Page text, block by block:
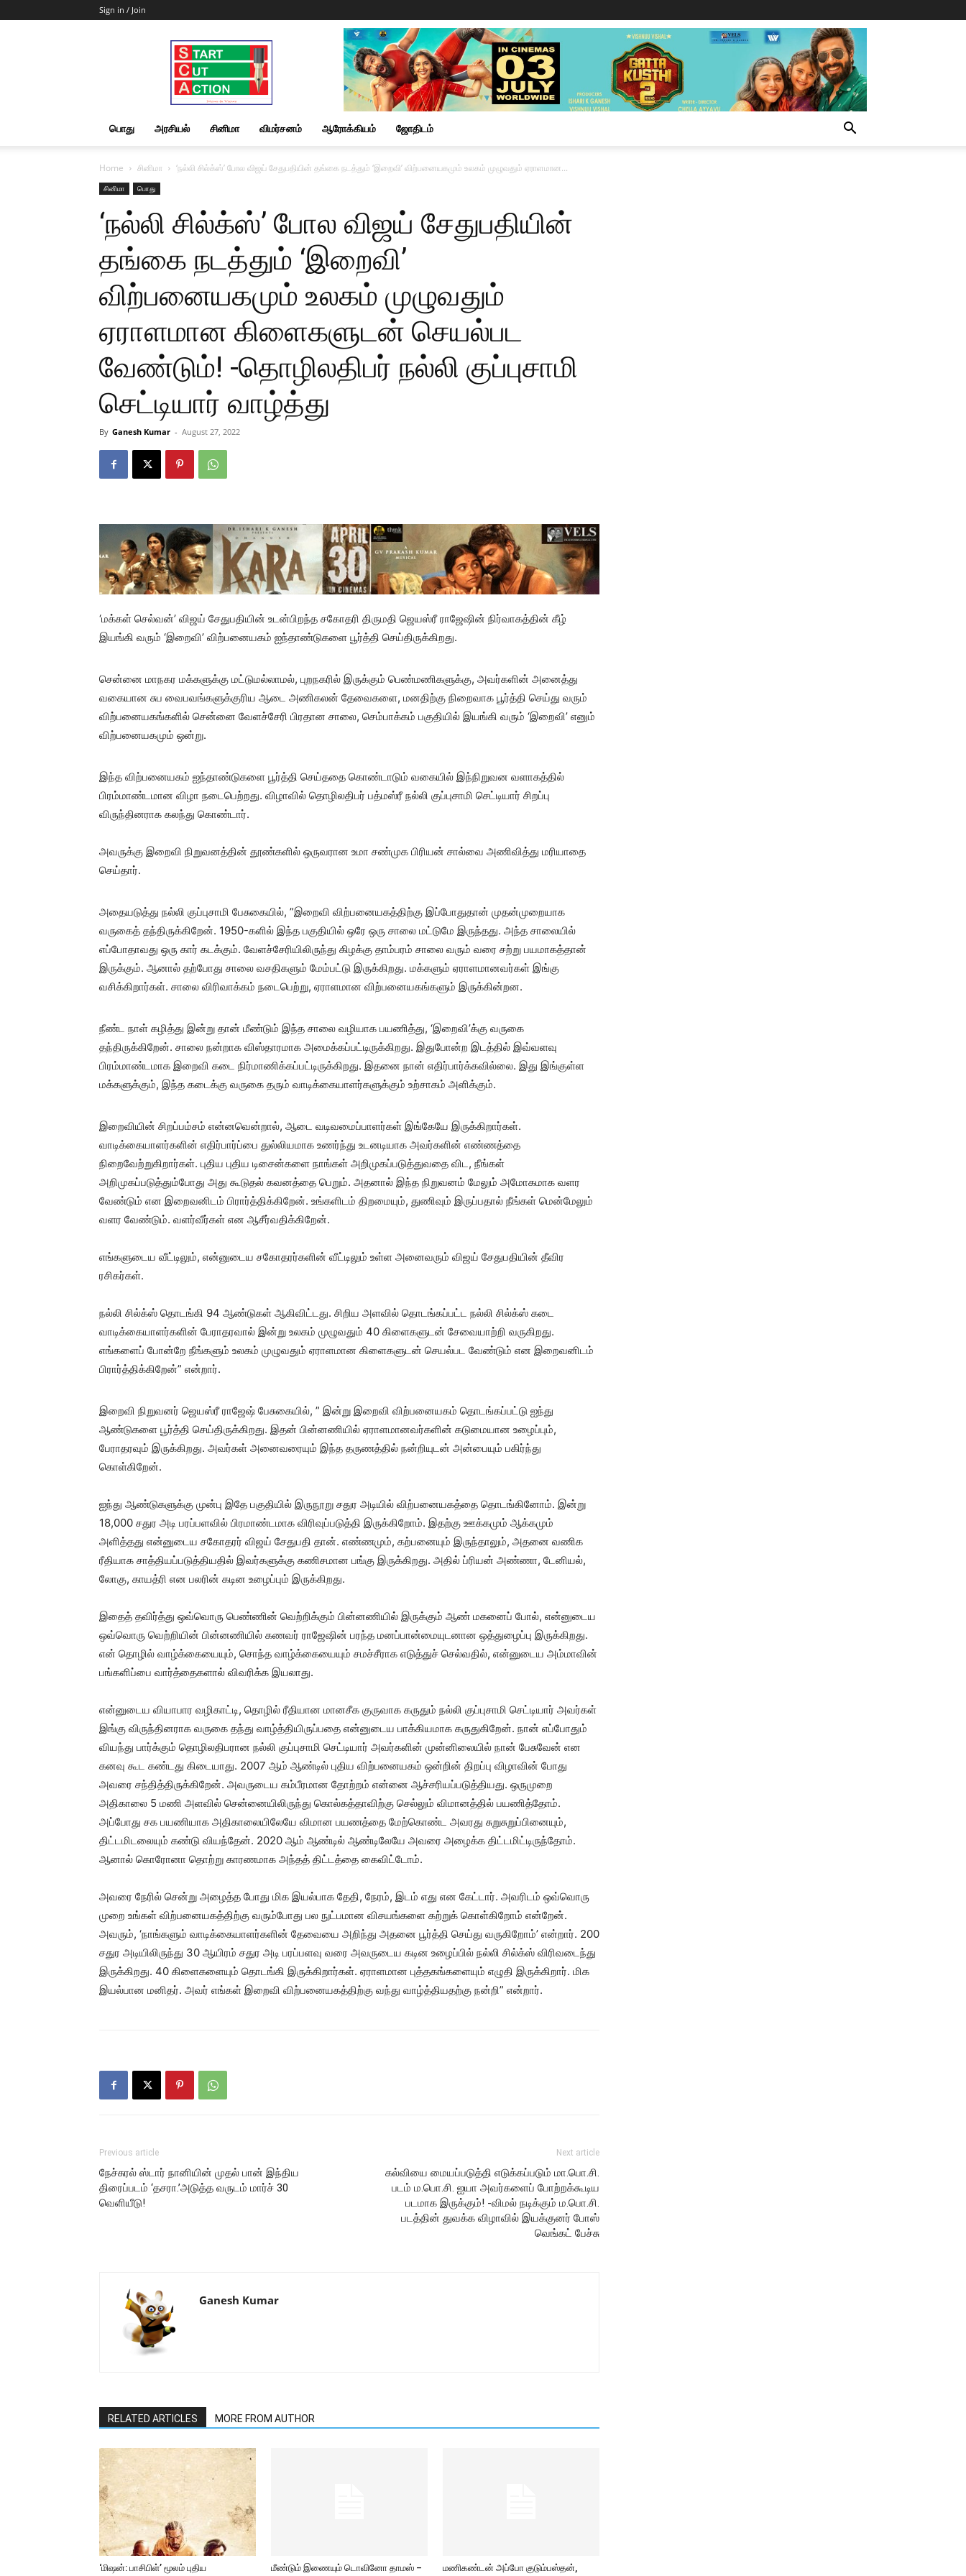
Sign in / Join
Start
Cut
Action
|
News
&
பொது அரசியல் சினிமா விமர்சனம் ஆரோக்கியம் ஜோதிடம்
Home சினிமா ‘நல்லி சில்க்ஸ்’ போல விஜய் சேதுபதியின் தங்கை நடத்தும் ‘இறைவி’ விற்பனையகமும் உலகம் முழுவதும் ஏராளமான...
சினிமா பொது
‘நல்லி சில்க்ஸ்’ போல விஜய் சேதுபதியின்
தங்கை நடத்தும் ‘இறைவி’
விற்பனையகமும் உலகம் முழுவதும்
ஏராளமான கிளைகளுடன் செயல்பட
வேண்டும்! -தொழிலதிபர் நல்லி குப்புசாமி
செட்டியார் வாழ்த்து
By Ganesh Kumar - August 27, 2022
‘மக்கள் செல்வன்’ விஜய் சேதுபதியின் உடன்பிறந்த சகோதரி திருமதி ஜெயஸ்ரீ ராஜேஷின் நிர்வாகத்தின் கீழ்
இயங்கி வரும் ‘இறைவி’ விற்பனையகம் ஐந்தாண்டுகளை பூர்த்தி செய்திருக்கிறது.
சென்னை மாநகர மக்களுக்கு மட்டுமல்லாமல், புறநகரில் இருக்கும் பெண்மணிகளுக்கு, அவர்களின் அனைத்து
வகையான சுப வைபவங்களுக்குரிய ஆடை அணிகலன் தேவைகளை, மனதிற்கு நிறைவாக பூர்த்தி செய்து வரும்
விற்பனையகங்களில் சென்னை வேளச்சேரி பிரதான சாலை, செம்பாக்கம் பகுதியில் இயங்கி வரும் ‘இறைவி’ எனும்
விற்பனையகமும் ஒன்று.
இந்த விற்பனையகம் ஐந்தாண்டுகளை பூர்த்தி செய்ததை கொண்டாடும் வகையில் இந்நிறுவன வளாகத்தில்
பிரம்மாண்டமான விழா நடைபெற்றது. விழாவில் தொழிலதிபர் பத்மஸ்ரீ நல்லி குப்புசாமி செட்டியார் சிறப்பு
விருந்தினராக கலந்து கொண்டார்.
அவருக்கு இறைவி நிறுவனத்தின் தூண்களில் ஒருவரான உமா சண்முக பிரியன் சால்வை அணிவித்து மரியாதை
செய்தார்.
அதையடுத்து நல்லி குப்புசாமி பேசுகையில், ”இறைவி விற்பனையகத்திற்கு இப்போதுதான் முதன்முறையாக
வருகைத் தந்திருக்கிறேன். 1950-களில் இந்த பகுதியில் ஒரே ஒரு சாலை மட்டுமே இருந்தது. அந்த சாலையில்
எப்போதாவது ஒரு கார் கடக்கும். வேளச்சேரியிலிருந்து கிழக்கு தாம்பரம் சாலை வரும் வரை சற்று பயமாகத்தான்
இருக்கும். ஆனால் தற்போது சாலை வசதிகளும் மேம்பட்டு இருக்கிறது. மக்களும் ஏராளமானவர்கள் இங்கு
வசிக்கிறார்கள். சாலை விரிவாக்கம் நடைபெற்று, ஏராளமான விற்பனையகங்களும் இருக்கின்றன.
நீண்ட நாள் கழித்து இன்று தான் மீண்டும் இந்த சாலை வழியாக பயணித்து, ‘இறைவி’க்கு வருகை
தந்திருக்கிறேன். சாலை நன்றாக விஸ்தாரமாக அமைக்கப்பட்டிருக்கிறது. இதுபோன்ற இடத்தில் இவ்வளவு
பிரம்மாண்டமாக இறைவி கடை நிர்மாணிக்கப்பட்டிருக்கிறது. இதனை நான் எதிர்பார்க்கவில்லை. இது இங்குள்ள
மக்களுக்கும், இந்த கடைக்கு வருகை தரும் வாடிக்கையாளர்களுக்கும் உற்சாகம் அளிக்கும்.
இறைவியின் சிறப்பம்சம் என்னவென்றால், ஆடை வடிவமைப்பாளர்கள் இங்கேயே இருக்கிறார்கள்.
வாடிக்கையாளர்களின் எதிர்பார்ப்பை துல்லியமாக உணர்ந்து உடனடியாக அவர்களின் எண்ணத்தை
நிறைவேற்றுகிறார்கள். புதிய புதிய டிசைன்களை நாங்கள் அறிமுகப்படுத்துவதை விட, நீங்கள்
அறிமுகப்படுத்தும்போது அது கூடுதல் கவனத்தை பெறும். அதனால் இந்த நிறுவனம் மேலும் அமோகமாக வளர
வேண்டும் என இறைவனிடம் பிரார்த்திக்கிறேன். உங்களிடம் திறமையும், துணிவும் இருப்பதால் நீங்கள் மென்மேலும்
வளர வேண்டும். வளர்வீர்கள் என ஆசீர்வதிக்கிறேன்.
எங்களுடைய வீட்டிலும், என்னுடைய சகோதரர்களின் வீட்டிலும் உள்ள அனைவரும் விஜய் சேதுபதியின் தீவிர
ரசிகர்கள்.
நல்லி சில்க்ஸ் தொடங்கி 94 ஆண்டுகள் ஆகிவிட்டது. சிறிய அளவில் தொடங்கப்பட்ட நல்லி சில்க்ஸ் கடை
வாடிக்கையாளர்களின் பேராதரவால் இன்று உலகம் முழுவதும் 40 கிளைகளுடன் சேவையாற்றி வருகிறது.
எங்களைப் போன்றே நீங்களும் உலகம் முழுவதும் ஏராளமான கிளைகளுடன் செயல்பட வேண்டும் என இறைவனிடம்
பிரார்த்திக்கிறேன்” என்றார்.
இறைவி நிறுவனர் ஜெயஸ்ரீ ராஜேஷ் பேசுகையில், ” இன்று இறைவி விற்பனையகம் தொடங்கப்பட்டு ஐந்து
ஆண்டுகளை பூர்த்தி செய்திருக்கிறது. இதன் பின்னணியில் ஏராளமானவர்களின் கடுமையான உழைப்பும்,
பேராதரவும் இருக்கிறது. அவர்கள் அனைவரையும் இந்த தருணத்தில் நன்றியுடன் அன்பையும் பகிர்ந்து
கொள்கிறேன்.
ஐந்து ஆண்டுகளுக்கு முன்பு இதே பகுதியில் இருநூறு சதுர அடியில் விற்பனையகத்தை தொடங்கினோம். இன்று
18,000 சதுர அடி பரப்பளவில் பிரமாண்டமாக விரிவுப்படுத்தி இருக்கிறோம். இதற்கு ஊக்கமும் ஆக்கமும்
அளித்தது என்னுடைய சகோதரர் விஜய் சேதுபதி தான். எண்ணமும், கற்பனையும் இருந்தாலும், அதனை வணிக
ரீதியாக சாத்தியப்படுத்தியதில் இவர்களுக்கு கணிசமான பங்கு இருக்கிறது. அதில் ப்ரியன் அண்ணா, டேனியல்,
லோகு, காயத்ரி என பலரின் கடின உழைப்பும் இருக்கிறது.
இதைத் தவிர்த்து ஒவ்வொரு பெண்ணின் வெற்றிக்கும் பின்னணியில் இருக்கும் ஆண் மகனைப் போல், என்னுடைய
ஒவ்வொரு வெற்றியின் பின்னணியில் கணவர் ராஜேஷின் பரந்த மனப்பான்மையுடனான ஒத்துழைப்பு இருக்கிறது.
என் தொழில் வாழ்க்கையையும், சொந்த வாழ்க்கையையும் சமச்சீராக எடுத்துச் செல்வதில், என்னுடைய அம்மாவின்
பங்களிப்பை வார்த்தைகளால் விவரிக்க இயலாது.
என்னுடைய வியாபார வழிகாட்டி, தொழில் ரீதியான மானசீக குருவாக கருதும் நல்லி குப்புசாமி செட்டியார் அவர்கள்
இங்கு விருந்தினராக வருகை தந்து வாழ்த்தியிருப்பதை என்னுடைய பாக்கியமாக கருதுகிறேன். நான் எப்போதும்
வியந்து பார்க்கும் தொழிலதிபரான நல்லி குப்புசாமி செட்டியார் அவர்களின் முன்னிலையில் நான் பேசுவேன் என
கனவு கூட கண்டது கிடையாது. 2007 ஆம் ஆண்டில் புதிய விற்பனையகம் ஒன்றின் திறப்பு விழாவின் போது
அவரை சந்தித்திருக்கிறேன். அவருடைய கம்பீரமான தோற்றம் என்னை ஆச்சரியப்படுத்தியது. ஒருமுறை
அதிகாலை 5 மணி அளவில் சென்னையிலிருந்து கொல்கத்தாவிற்கு செல்லும் விமானத்தில் பயணித்தோம்.
அப்போது சக பயணியாக அதிகாலையிலேயே விமான பயணத்தை மேற்கொண்ட அவரது சுறுசுறுப்பினையும்,
திட்டமிடலையும் கண்டு வியந்தேன். 2020 ஆம் ஆண்டில் ஆண்டிலேயே அவரை அழைக்க திட்டமிட்டிருந்தோம்.
ஆனால் கொரோனா தொற்று காரணமாக அந்தத் திட்டத்தை கைவிட்டோம்.
அவரை நேரில் சென்று அழைத்த போது மிக இயல்பாக தேதி, நேரம், இடம் எது என கேட்டார். அவரிடம் ஒவ்வொரு
முறை உங்கள் விற்பனையகத்திற்கு வரும்போது பல நுட்பமான விசயங்களை கற்றுக் கொள்கிறோம் என்றேன்.
அவரும், ‘நாங்களும் வாடிக்கையாளர்களின் தேவையை அறிந்து அதனை பூர்த்தி செய்து வருகிறோம்’ என்றார். 200
சதுர அடியிலிருந்து 30 ஆயிரம் சதுர அடி பரப்பளவு வரை அவருடைய கடின உழைப்பில் நல்லி சில்க்ஸ் விரிவடைந்து
இருக்கிறது. 40 கிளைகளையும் தொடங்கி இருக்கிறார்கள். ஏராளமான புத்தகங்களையும் எழுதி இருக்கிறார். மிக
இயல்பான மனிதர். அவர் எங்கள் இறைவி விற்பனையகத்திற்கு வந்து வாழ்த்தியதற்கு நன்றி” என்றார்.
Previous article
நேச்சுரல் ஸ்டார் நானியின் முதல் பான் இந்திய
திரைப்படம் ‘தசரா.’அடுத்த வருடம் மார்ச் 30
வெளியீடு!
Next article
கல்வியை மையப்படுத்தி எடுக்கப்படும் மா.பொ.சி.
படம் ம.பொ.சி. ஐயா அவர்களைப் போற்றக்கூடிய
படமாக இருக்கும்! -விமல் நடிக்கும் ம.பொ.சி.
படத்தின் துவக்க விழாவில் இயக்குனர் போஸ்
வெங்கட் பேச்சு
Ganesh Kumar
RELATED ARTICLES MORE FROM AUTHOR
‘மிஷன்: பாசிபிள்’ மூலம் புதிய மீண்டும் இணையும் டொவினோ தாமஸ் – மணிகண்டன் அப்போ குடும்பஸ்தன்,